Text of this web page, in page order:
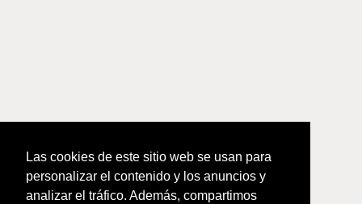
Las cookies de este sitio web se usan para
personalizar el contenido y los anuncios y
analizar el tráfico. Además, compartimos